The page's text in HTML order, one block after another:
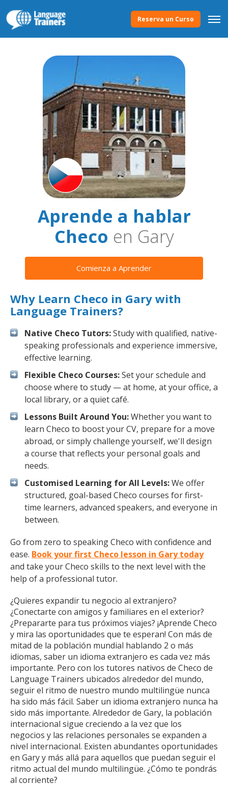
Reserva un Curso
Aprende a hablar
Checo en Gary
Comienza a Aprender
Why Learn Checo in Gary with
Language Trainers?
Native Checo Tutors:Study with qualified, native-
speaking professionals and experience immersive,
effective learning.
Flexible Checo Courses:Set your schedule and
choose where to study — at home, at your office, a
local library, or a quiet café.
Lessons Built Around You:Whether you want to
learn Checo to boost your CV, prepare for a move
abroad, or simply challenge yourself, we'll design
a course that reflects your personal goals and
needs.
Customised Learning for All Levels:We offer
structured, goal-based Checo courses for first-
time learners, advanced speakers, and everyone in
between.
Go from zero to speaking Checo with confidence and
ease. Book your first Checo lesson in Gary today
and take your Checo skills to the next level with the
help of a professional tutor.
¿Quieres expandir tu negocio al extranjero?
¿Conectarte con amigos y familiares en el exterior?
¿Prepararte para tus próximos viajes? ¡Aprende Checo
y mira las oportunidades que te esperan! Con más de
mitad de la población mundial hablando 2 o más
idiomas, saber un idioma extranjero es cada vez más
importante. Pero con los tutores nativos de Checo de
Language Trainers ubicados alrededor del mundo,
seguir el ritmo de nuestro mundo multilingüe nunca
ha sido más fácil. Saber un idioma extranjero nunca ha
sido más importante. Alrededor de Gary, la población
internacional sigue creciendo a la vez que los
negocios y las relaciones personales se expanden a
nivel internacional. Existen abundantes oportunidades
en Gary y más allá para aquellos que puedan seguir el
ritmo actual del mundo multilingüe. ¿Cómo te pondrás
al corriente?